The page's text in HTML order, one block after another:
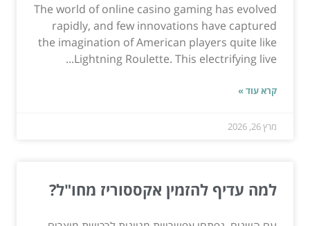
The world of online casino gaming has evolved
rapidly, and few innovations have captured
the imagination of American players quite like
Lightning Roulette. This electrifying live...
קרא עוד »
מרץ 26, 2026
למה עדיף להזמין אקססוריז מחו"ל?